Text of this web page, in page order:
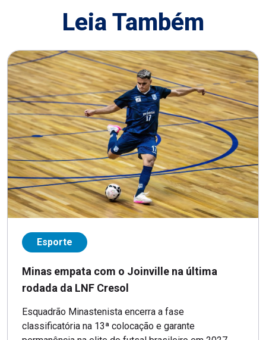
Leia Também
Esporte
Minas empata com o Joinville na última
rodada da LNF Cresol
Esquadrão Minastenista encerra a fase
classificatória na 13ª colocação e garante